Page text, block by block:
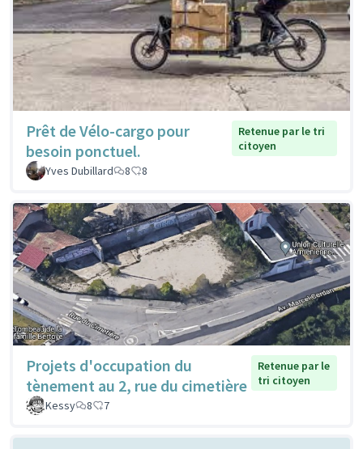
Prêt de Vélo-cargo pour
besoin ponctuel.
Retenue par le tri
citoyen
Yves Dubillard
8 8
Projets d'occupation du
tènement au 2, rue du cimetière
Retenue par le
tri citoyen
Kessy
8 7